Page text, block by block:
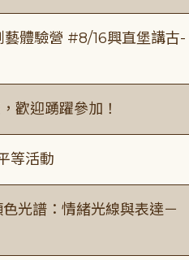
藝體驗營 #8/16興直堡講古-
歡迎踴躍參加！
等活動
光譜：情緒光線與表達－